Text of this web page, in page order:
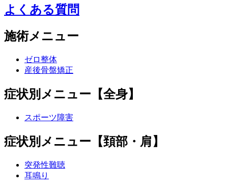
よくある質問
施術メニュー
ゼロ整体
産後骨盤矯正
症状別メニュー【全身】
スポーツ障害
症状別メニュー【頚部・肩】
突発性難聴
耳鳴り